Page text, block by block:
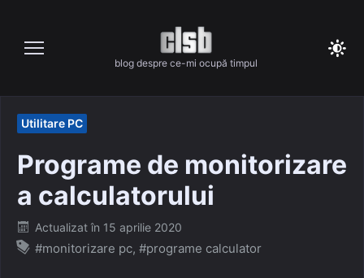
content
blog despre ce-mi ocupă timpul
Utilitare PC
Programe de monitorizare
a calculatorului
Posted
on
Actualizat în 15 aprilie 2020
#monitorizare pc, #programe calculator